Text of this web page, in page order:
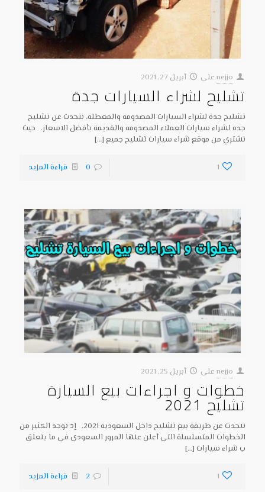
nejjo على أبريل 27, 2021
تشليح لشراء السيارات جدة
تشليح جدة لشراء السيارات المصدومة والمعطلة، نتحدث عن تشليح
جده لشراء سيارات العملاء المصدومه والقديمة بأفضل الاسعار. حيث
نشتري من موقع شراء سيارات تشليح جميع […]
1
0 قراءة المزيد
nejjo على أبريل 25, 2021
خطوات و اجراءات بيع السيارة
تشليح 2021
نتحدث عن طريقة بيع تشليح داخل السعودية 2021. إذ توجد الكثير من
الخطوات المتسلسلة التي أعلن عنها المرور السعودي في ما يتعلق
ب شراء سيارات […]
1
2 قراءة المزيد